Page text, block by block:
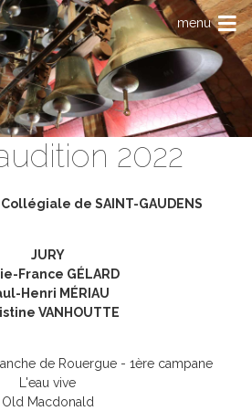
menu
2022
de SAINT-GAUDENS
JURY
France GÉLARD
Henri MÉRIAU
VANHOUTTE
de Rouergue - 1ère campane
L'eau vive
Old Macdonald